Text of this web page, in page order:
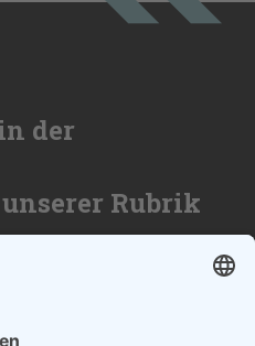
der
Rubrik
von über
Ihren Erfolg. Wir